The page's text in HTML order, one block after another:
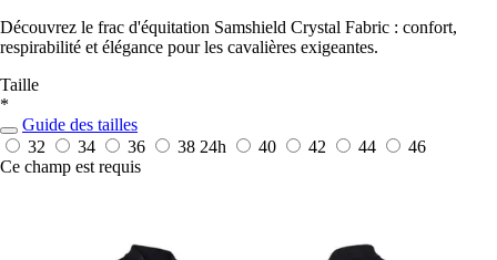
Découvrez le frac d'équitation Samshield Crystal Fabric : confort,
respirabilité et élégance pour les cavalières exigeantes.
Taille
*
Guide des tailles
32
34 36 38 24h 40 42 44
46
Ce champ est requis